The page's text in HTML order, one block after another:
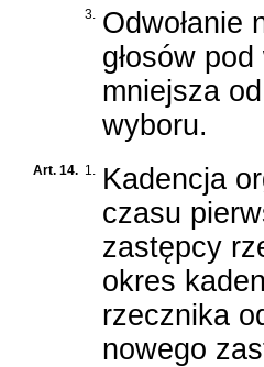
3. Odwołanie
głosów
mniejsza
wyboru.
Art. 14. 1. Kadencja
czasu
zastępcy
okres
rzecznika
nowego